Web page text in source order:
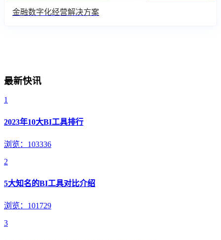
金融数字化经营解决方案
最新快讯
1
2023年10大BI工具排行
浏览：103336
2
5大知名的BI工具对比介绍
浏览：101729
3